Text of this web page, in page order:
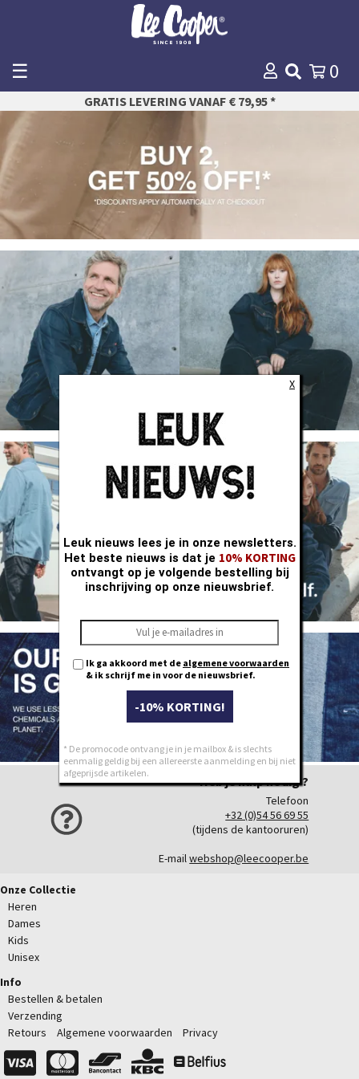
☰ 0
WINKELMANDJE
AFREKENEN
GRATIS LEVERING VANAF € 79,95 *
Heb je hulp nodig ?
Telefoon
+32 (0)54 56 69 55
(tijdens de kantooruren)
E-mailwebshop@leecooper.be
Onze Collectie
Heren
Dames
Kids
Unisex
Info
Bestellen & betalen
Verzending
Retours
Algemene voorwaarden Privacy
X
Leuk nieuws lees je in onze newsletters.
Het beste nieuws is dat je 10% KORTING
ontvangt op je volgende bestelling bij
inschrijving op onze nieuwsbrief.
Ik ga akkoord met de algemene voorwaarden
& ik schrijf me in voor de nieuwsbrief.
-10% KORTING!
* De promocode ontvang je in je mailbox & is slechts
eenmalig geldig bij een allereerste aanmelding en bij niet
afgeprijsde artikelen.